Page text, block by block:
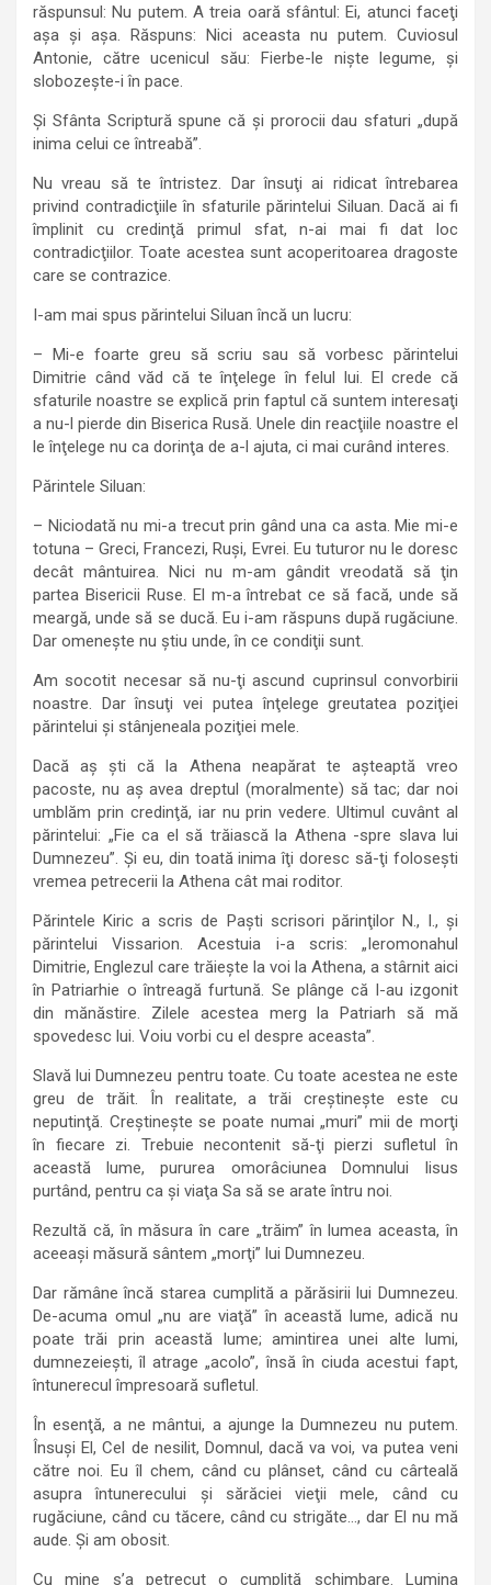
răspunsul: Nu putem. A treia oară sfântul: Ei, atunci faceţi
aşa şi aşa. Răspuns: Nici aceasta nu putem. Cuviosul
Antonie, către ucenicul său: Fierbe-le nişte legume, şi
slobozeşte-i în pace.
Şi Sfânta Scriptură spune că şi prorocii dau sfaturi „după
inima celui ce întreabă”.
Nu vreau să te întristez. Dar însuţi ai ridicat întrebarea
privind contradicţiile în sfaturile părintelui Siluan. Dacă ai fi
împlinit cu credinţă primul sfat, n-ai mai fi dat loc
contradicţiilor. Toate acestea sunt acoperitoarea dragoste
care se contrazice.
I-am mai spus părintelui Siluan încă un lucru:
– Mi-e foarte greu să scriu sau să vorbesc părintelui
Dimitrie când văd că te înţelege în felul lui. El crede că
sfaturile noastre se explică prin faptul că suntem interesaţi
a nu-l pierde din Biserica Rusă. Unele din reacţiile noastre el
le înţelege nu ca dorinţa de a-l ajuta, ci mai curând interes.
Părintele Siluan:
– Niciodată nu mi-a trecut prin gând una ca asta. Mie mi-e
totuna – Greci, Francezi, Ruşi, Evrei. Eu tuturor nu le doresc
decât mântuirea. Nici nu m-am gândit vreodată să ţin
partea Bisericii Ruse. El m-a întrebat ce să facă, unde să
meargă, unde să se ducă. Eu i-am răspuns după rugăciune.
Dar omeneşte nu ştiu unde, în ce condiţii sunt.
Am socotit necesar să nu-ţi ascund cuprinsul convorbirii
noastre. Dar însuţi vei putea înţelege greutatea poziţiei
părintelui şi stânjeneala poziţiei mele.
Dacă aş şti că la Athena neapărat te aşteaptă vreo
pacoste, nu aş avea dreptul (moralmente) să tac; dar noi
umblăm prin credinţă, iar nu prin vedere. Ultimul cuvânt al
părintelui: „Fie ca el să trăiască la Athena -spre slava lui
Dumnezeu”. Şi eu, din toată inima îţi doresc să-ţi foloseşti
vremea petrecerii la Athena cât mai roditor.
Părintele Kiric a scris de Paşti scrisori părinţilor N., I., şi
părintelui Vissarion. Acestuia i-a scris: „Ieromonahul
Dimitrie, Englezul care trăieşte la voi la Athena, a stârnit aici
în Patriarhie o întreagă furtună. Se plânge că l-au izgonit
din mănăstire. Zilele acestea merg la Patriarh să mă
spovedesc lui. Voiu vorbi cu el despre aceasta”.
Slavă lui Dumnezeu pentru toate. Cu toate acestea ne este
greu de trăit. În realitate, a trăi creştineşte este cu
neputinţă. Creştineşte se poate numai „muri” mii de morţi
în fiecare zi. Trebuie necontenit să-ţi pierzi sufletul în
această lume, pururea omorâciunea Domnului Iisus
purtând, pentru ca şi viaţa Sa să se arate întru noi.
Rezultă că, în măsura în care „trăim” în lumea aceasta, în
aceeaşi măsură sântem „morţi” lui Dumnezeu.
Dar rămâne încă starea cumplită a părăsirii lui Dumnezeu.
De-acuma omul „nu are viaţă” în această lume, adică nu
poate trăi prin această lume; amintirea unei alte lumi,
dumnezeieşti, îl atrage „acolo”, însă în ciuda acestui fapt,
întunerecul împresoară sufletul.
În esenţă, a ne mântui, a ajunge la Dumnezeu nu putem.
Însuşi El, Cel de nesilit, Domnul, dacă va voi, va putea veni
către noi. Eu îl chem, când cu plânset, când cu cârteală
asupra întunerecului şi sărăciei vieţii mele, când cu
rugăciune, când cu tăcere, când cu strigăte…, dar El nu mă
aude. Şi am obosit.
Cu mine s’a petrecut o cumplită schimbare. Lumina